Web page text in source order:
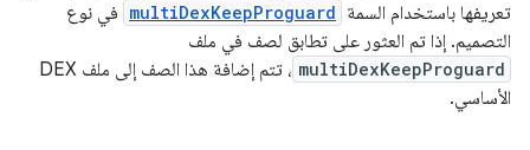
تعريفها باستخدام السمة multiDexKeepProguard في نوع
التصميم. إذا تم العثور على تطابق لصف في ملف
multiDexKeepProguard
، تتم إضافة هذا الصف إلى ملف DEX
الأساسي.